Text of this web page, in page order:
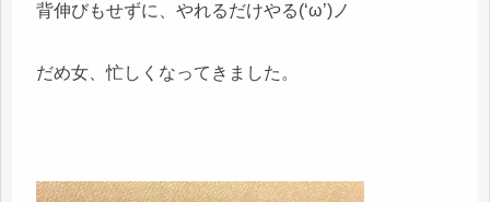
背伸びもせずに、やれるだけやる(‘ω’)ノ
だめ女、忙しくなってきました。